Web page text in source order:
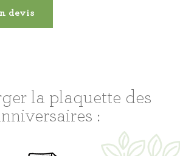
devis
la plaquette des
: